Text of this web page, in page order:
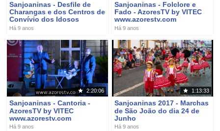
Sanjoaninas - Desfile de
Charangas e dos Centros de
Convívio dos Idosos
Há 9 anos
Sanjoaninas - Folclore e
Fado - AzoresTV by VITEC
www.azorestv.com
Há 9 anos
2:20:06
Sanjoaninas - Cantoria -
AzoresTV by VITEC
www.azorestv.com
Há 9 anos
1:13:33
Sanjoaninas 2017 - Marchas
de São João do dia 24 de
Junho
Há 9 anos